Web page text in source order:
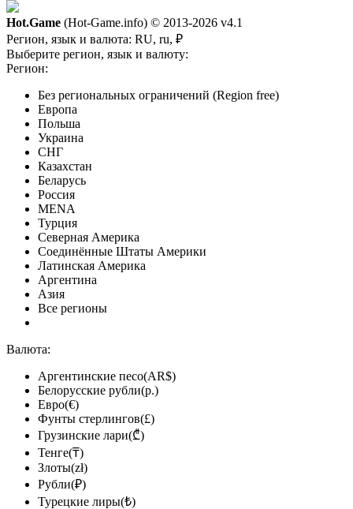
Hot.Game (Hot-Game.info) © 2013-2026 v4.1
Регион, язык и валюта: RU, ru, ₽
Выберите регион, язык и валюту:
Регион:
Без региональных ограничений (Region free)
Европа
Польша
Украина
СНГ
Казахстан
Беларусь
Россия
MENA
Турция
Северная Америка
Соединённые Штаты Америки
Латинская Америка
Аргентина
Азия
Все регионы
Валюта:
Аргентинские песо(AR$)
Белорусские рубли(р.)
Евро(€)
Фунты стерлингов(£)
Грузинские лари(₾)
Тенге(₸)
Злоты(zł)
Рубли(₽)
Турецкие лиры(₺)